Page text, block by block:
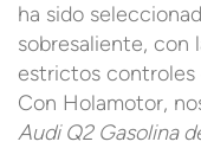
ha sido
sobresaliente, con
estrictos controles
Con Holamotor,
Audi Q2 Gasolina